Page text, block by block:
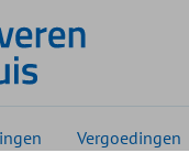
Vergoedingen